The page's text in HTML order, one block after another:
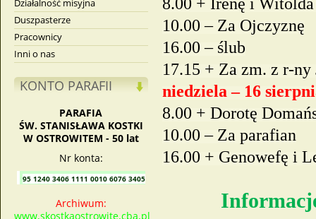
Działalność misyjna
Duszpasterze
Pracownicy
Inni o nas
KONTO PARAFII
PARAFIA
ŚW. STANISŁAWA KOSTKI
W OSTROWITEM - 50 lat
Nr konta:
95 1240 3406 1111 0010 6076 3405
Archiwum:
www.skostkaostrowite.cba.pl
10.00 – Za Ojczyznę
16.00 – ślub
17.15 + Za zm. z r-ny
niedziela – 16
8.00 + Dorotę
10.00 – Za parafian
16.00 + Genowefę i